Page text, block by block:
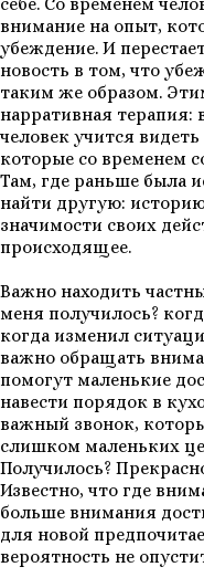
внимание на опыт,
убеждение. И
новость в том, что
таким же образом.
нарративная
человек учится
которые со временем
Там, где раньше была
найти другую:
значимости своих
происходящее.
Важно находить
меня получилось?
когда изменил
важно обращать
помогут маленькие
навести порядок в
важный звонок,
слишком маленьких
Получилось?
Известно, что где
больше внимания
для новой
вероятность не